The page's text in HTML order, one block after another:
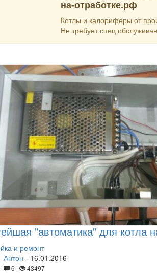
на-отработке.рф
Котлы и калориферы от
Не требует спец
"автоматика" для котла
и ремонт
Антон - 16.01.2016
6 | 43497